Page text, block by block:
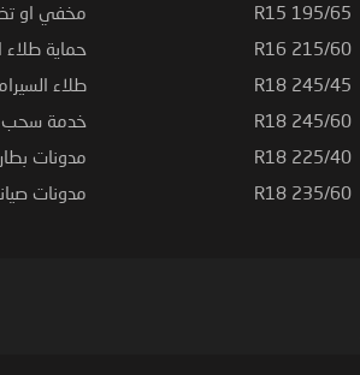
195/65 R15
215/60 R16
245/45 R18
245/60 R18
225/40 R18
235/60 R18
مخفي او
حماية طلاء
طلاء
خدمة سحب
مدونات
مدونات